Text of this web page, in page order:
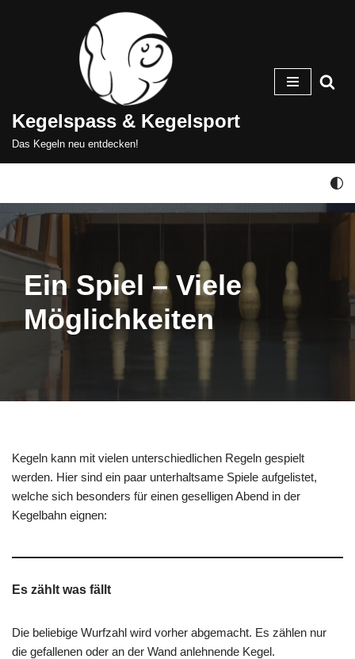
Kegelspass & Kegelsport
Das Kegeln neu entdecken!
Ein Spiel – Viele
Möglichkeiten
Kegeln kann mit vielen unterschiedlichen Regeln gespielt
werden. Hier sind ein paar unterhaltsame Spiele aufgelistet,
welche sich besonders für einen geselligen Abend in der
Kegelbahn eignen:
Es zählt was fällt
Die beliebige Wurfzahl wird vorher abgemacht. Es zählen nur
die gefallenen oder an der Wand anlehnende Kegel.